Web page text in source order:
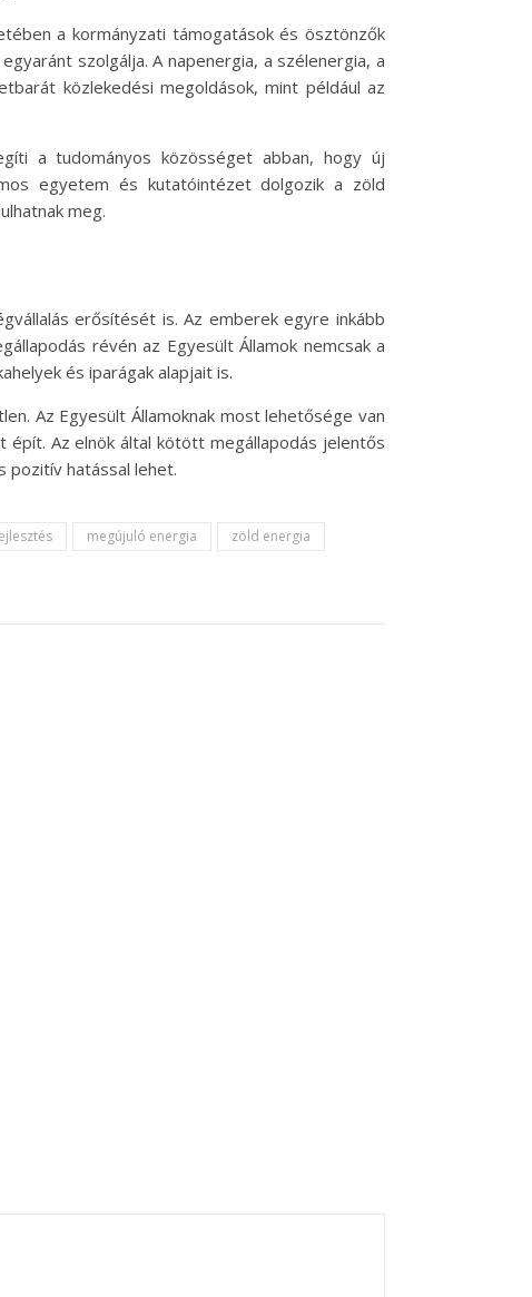
a kormányzati támogatások és ösztönzők
szolgálja. A napenergia, a szélenergia, a
közlekedési megoldások, mint például az
a tudományos közösséget abban, hogy új
egyetem és kutatóintézet dolgozik a zöld
meg.
erősítését is. Az emberek egyre inkább
révén az Egyesült Államok nemcsak a
és iparágak alapjait is.
Az Egyesült Államoknak most lehetősége van
Az elnök által kötött megállapodás jelentős
pozitív hatással lehet.
megújuló energia
zöld energia